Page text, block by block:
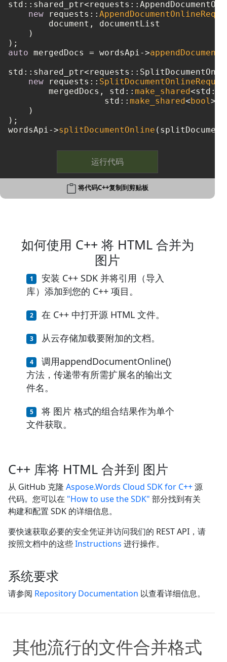
new requests::
        document, documentList
    )
auto mergedDocs = wordsApi->
new requests::
        mergedDocs, std::
make_shared
		   std::
make_shared<bool>(
    )
);
wordsApi->splitDocumentOnline
运行代码
将代码C++复制到剪贴板
如何使用 C++ 将 HTML 合并为
图片
安装 C++ SDK 并将引用（导入
库）添加到您的 C++ 项目。
在 C++ 中打开源 HTML 文件。
从云存储加载要附加的文档。
调用appendDocumentOnline()
方法，传递带有所需扩展名的输出文
件名。
将 图片 格式的组合结果作为单个
文件获取。
C++ 库将 HTML 合并到 图片
从 GitHub 克隆 Aspose.Words Cloud SDK for C++源
代码。您可以在 "How to use the SDK" 部分找到有关
构建和配置 SDK 的详细信息。
要快速获取必要的安全凭证并访问我们的 REST API，请
按照文档中的这些Instructions 进行操作。
系统要求
请参阅 Repository Documentation 以查看详细信息。
其他流行的文件合并格式